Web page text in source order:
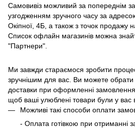
Самовивіз можливий за попереднім
узгодженням зручного часу за
Окіпної, 4Б, а також з точок продажу
Список офлайн магазинів можна
"Партнери".
Ми завжди стараємося зробити
зручнішим для вас. Ви можете обрати
доставки при оформленні
щоб ваші улюблені товари були у вас
Можливі такі способи оплати
- Оплата готівкою при отриманні